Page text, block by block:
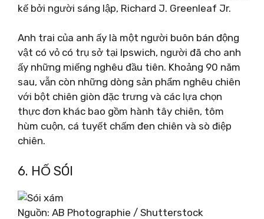
kế bởi người sáng lập, Richard J. Greenleaf Jr.
Anh trai của anh ấy là một người buôn bán động
vật có vỏ có trụ sở tại Ipswich, người đã cho anh
ấy những miếng nghêu đầu tiên. Khoảng 90 năm
sau, vẫn còn những dòng sản phẩm nghêu chiên
với bột chiên giòn đặc trưng và các lựa chọn
thực đơn khác bao gồm hành tây chiên, tôm
hùm cuộn, cá tuyết chấm đen chiên và sò điệp
chiên.
6. HỐ SÓI
Nguồn: AB Photographie / Shutterstock